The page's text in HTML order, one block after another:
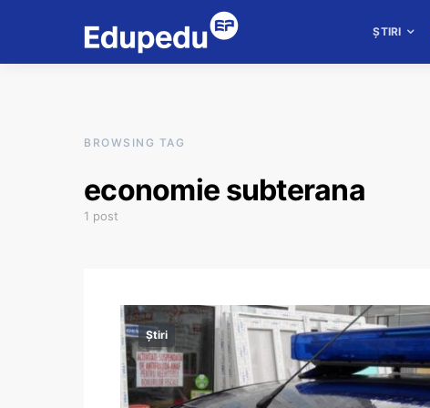
ȘTIRI
BROWSING TAG
economie subterana
1 post
Știri